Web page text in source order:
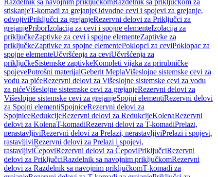
Razdelnik sa navojnim priključkomRazdelnik sa priključkom za
stiskanjeT-komadi za grejanjeOdvodne cevi i spojevi za grejanje,
odvojiviPriključci za grejanjeRezervni delovi za Priključci za
grejanjePriborIzolacija za cevi i spojne elementeIzolacija za
priključkeZaptivke za cevi i spojne elementeZaptivke za
priključkeZaptivke za spojne elementePoklopci za ceviPoklopac za
spojne elementeUčvršćenja za ceviUčvršćenja za
priključkeSistemske zaptivkeKompleti vijaka za prirubničke
spojevePotrošni materijalGeberit MeplaVišeslojne sistemske cevi za
vodu za pićeRezervni delovi za Višeslojne sistemske cevi za vodu
za pićeVišeslojne sistemske cevi za grejanjeRezervni delovi za
Višeslojne sistemske cevi za grejanjeSpojni elementiRezervni delovi
za Spojni elementiSpojniceRezervni delovi za
SpojniceRedukcijeRezervni delovi za RedukcijeKolenaRezervni
delovi za KolenaT-komadiRezervni delovi za T-komadiPrelazi,
nerastavljiviRezervni delovi za Prelazi, nerastavljiviPrelazi i spojevi,
rastavljiviRezervni delovi za Prelazi i spojevi,
rastavljiviČepoviRezervni delovi za ČepoviPriključciRezervni
delovi za PriključciRazdelnik sa navojnim priključkomRezervni
delovi za Razdelnik sa navojnim priključkomT-komadi za